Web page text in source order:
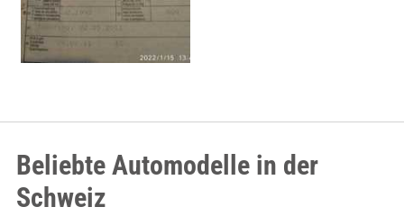
Beliebte Automodelle in der
Schweiz